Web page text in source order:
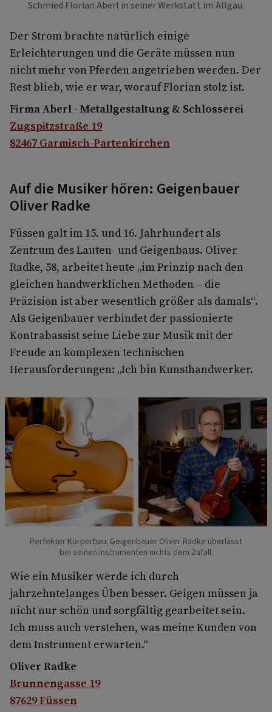
Schmied Florian Aberl in seiner Werkstatt im Allgäu.
Der Strom brachte natürlich einige
Erleichterungen und die Geräte müssen nun
nicht mehr von Pferden angetrieben werden. Der
Rest blieb, wie er war, worauf Florian stolz ist.
Firma Aberl - Metallgestaltung & Schlosserei
Zugspitzstraße 19
82467 Garmisch-Partenkirchen
Auf die Musiker hören: Geigenbauer
Oliver Radke
Füssen galt im 15. und 16. Jahrhundert als
Zentrum des Lauten- und Geigenbaus. Oliver
Radke, 58, arbeitet heute „im Prinzip nach den
gleichen handwerklichen Methoden – die
Präzision ist aber wesentlich größer als damals“.
Als Geigenbauer verbindet der passionierte
Kontrabassist seine Liebe zur Musik mit der
Freude an komplexen technischen
Herausforderungen: „Ich bin Kunsthandwerker.
Perfekter Körperbau: Geigenbauer Oliver Radke überlässt
bei seinen Instrumenten nichts dem Zufall.
Wie ein Musiker werde ich durch
jahrzehntelanges Üben besser. Geigen müssen ja
nicht nur schön und sorgfältig gearbeitet sein.
Ich muss auch verstehen, was meine Kunden von
dem Instrument erwarten.“
Oliver Radke
Brunnengasse 19
87629 Füssen